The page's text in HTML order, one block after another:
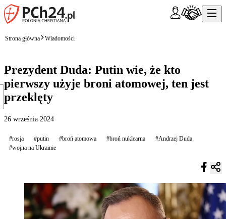
Strona główna Wiadomości
Prezydent Duda: Putin wie, że kto
pierwszy użyje broni atomowej, ten jest
przeklęty
26 września 2024
#rosja #putin #broń atomowa #broń nuklearna
#Andrzej Duda
#wojna na Ukrainie